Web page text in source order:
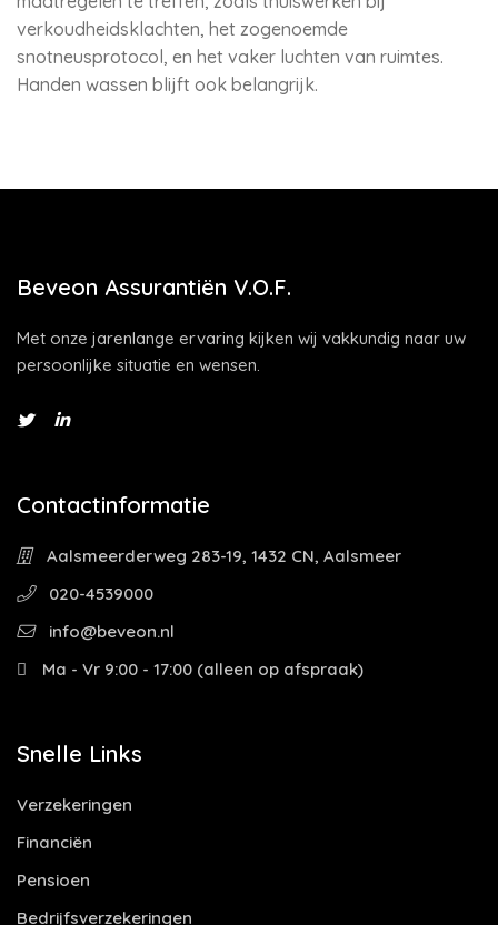
verkoudheidsklachten, het zogenoemde
snotneusprotocol, en het vaker luchten van ruimtes.
Handen wassen blijft ook belangrijk.
Beveon Assurantiën V.O.F.
Met onze jarenlange ervaring kijken wij vakkundig naar uw
persoonlijke situatie en wensen.
Contactinformatie
Aalsmeerderweg 283-19, 1432 CN, Aalsmeer
020-4539000
info@beveon.nl
Ma - Vr 9:00 - 17:00 (alleen op afspraak)
Snelle Links
Verzekeringen
Financiën
Pensioen
Bedrijfsverzekeringen